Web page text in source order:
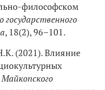
философском
государственного
, 18(2), 96–101.
(2021). Влияние